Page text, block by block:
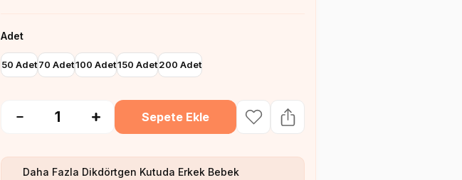
Adet
50 Adet70 Adet100 Adet150 Adet200 Adet
Sepete Ekle
Daha Fazla Dikdörtgen Kutuda Erkek Bebek